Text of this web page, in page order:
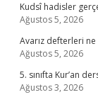
Kudsî hadisler
Ağustos 5, 2026
Avarız defterleri
Ağustos 5, 2026
5. sınıfta Kur’an
Ağustos 3, 2026